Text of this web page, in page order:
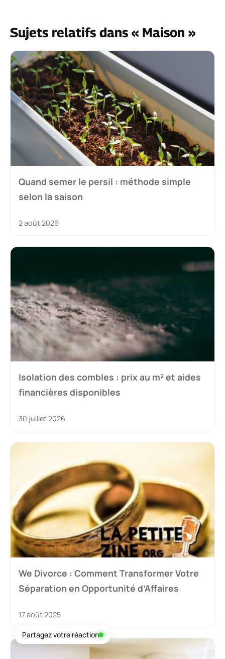
Sujets relatifs dans « Maison »
Quand semer le persil : méthode simple
selon la saison
2 août 2026
Isolation des combles : prix au m² et aides
financières disponibles
30 juillet 2026
We Divorce : Comment Transformer Votre
Séparation en Opportunité d’Affaires
17 août 2025
Partagez votre réaction